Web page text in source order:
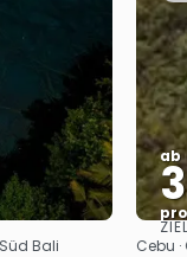
Süd Bali
ab
Cebu ·